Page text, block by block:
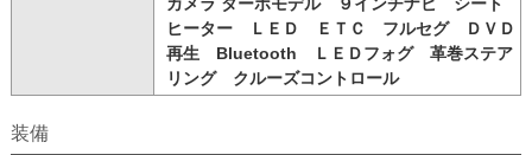
ヒーター ＬＥＤ ＥＴＣ フルセグ ＤＶＤ
再生 Bluetooth ＬＥＤフォグ 革巻ステア
リング クルーズコントロール
装備